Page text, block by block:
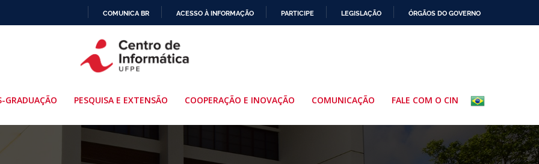
PARA
O
COMUNICA BR ACESSO À INFORMAÇÃO PARTICIPE LEGISLAÇÃO ÓRGÃOS DO GOVERNO
GRADUAÇÃO PESQUISA E EXTENSÃO COOPERAÇÃO E INOVAÇÃO COMUNICAÇÃO FALE COM O CIN